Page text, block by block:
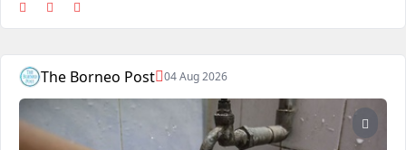
The Borneo Post 04 Aug 2026